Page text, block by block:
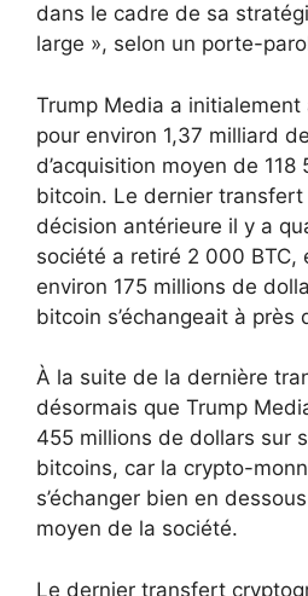
dans le cadre de sa
large », selon un porte-
Trump Media a initialement
pour environ 1,37 milliard
d’acquisition moyen de
bitcoin. Le dernier
décision antérieure il y a
société a retiré 2 000 BTC,
environ 175 millions de
bitcoin s’échangeait à près
À la suite de la dernière
désormais que Trump
455 millions de dollars sur
bitcoins, car la crypto-
s’échanger bien en
moyen de la société.
Le dernier transfert